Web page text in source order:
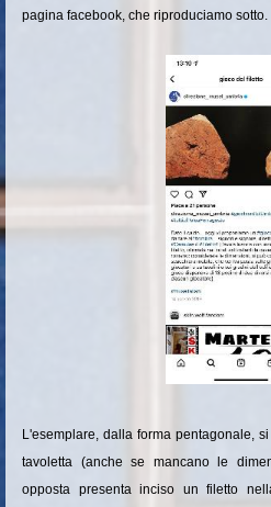
pagina facebook, che riproduciamo sotto.
L'esemplare, dalla forma pentagonale,
tavoletta (anche se mancano le
opposta presenta inciso un filetto